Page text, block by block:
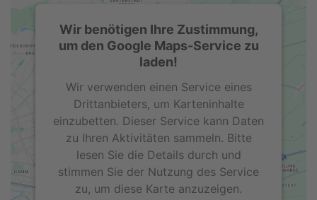
Wir benötigen Ihre Zustimmung,
um den Google Maps-Service zu
laden!
Wir verwenden einen Service eines
Drittanbieters, um Karteninhalte
einzubetten. Dieser Service kann Daten
zu Ihren Aktivitäten sammeln. Bitte
lesen Sie die Details durch und
stimmen Sie der Nutzung des Service
zu, um diese Karte anzuzeigen.